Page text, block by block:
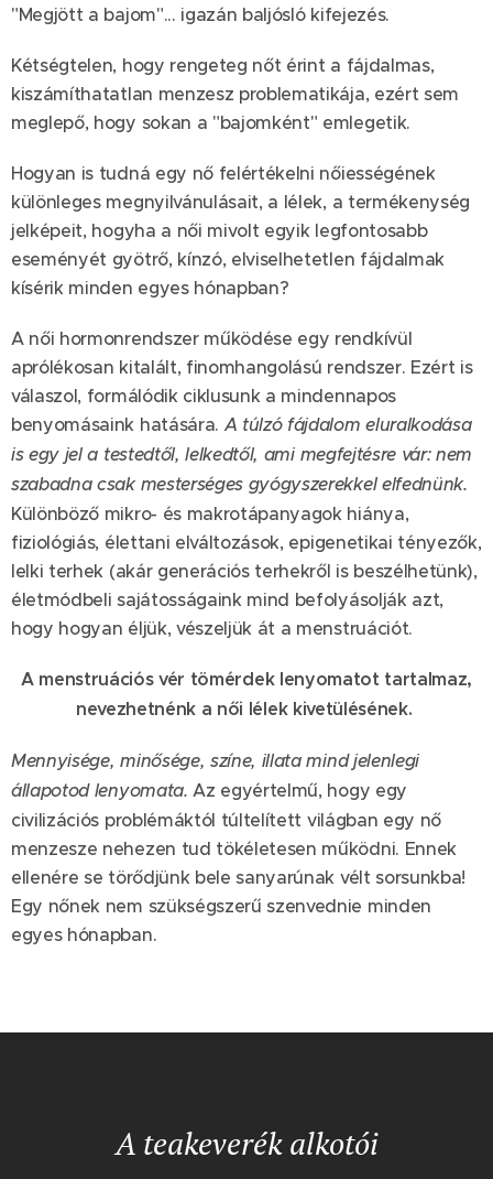
"Megjött a bajom"... igazán baljósló kifejezés.
Kétségtelen, hogy rengeteg nőt érint a fájdalmas,
kiszámíthatatlan menzesz problematikája, ezért sem
meglepő, hogy sokan a "bajomként" emlegetik.
Hogyan is tudná egy nő felértékelni nőiességének
különleges megnyilvánulásait, a lélek, a termékenység
jelképeit, hogyha a női mivolt egyik legfontosabb
eseményét gyötrő, kínzó, elviselhetetlen fájdalmak
kísérik minden egyes hónapban?
A női hormonrendszer működése egy rendkívül
aprólékosan kitalált, finomhangolású rendszer. Ezért is
válaszol, formálódik ciklusunk a mindennapos
benyomásaink hatására. A túlzó fájdalom eluralkodása
is egy jel a testedtől, lelkedtől, ami megfejtésre vár: nem
szabadna csak mesterséges gyógyszerekkel elfednünk.
Különböző mikro- és makrotápanyagok hiánya,
fiziológiás, élettani elváltozások, epigenetikai tényezők,
lelki terhek (akár generációs terhekről is beszélhetünk),
életmódbeli sajátosságaink mind befolyásolják azt,
hogy hogyan éljük, vészeljük át a menstruációt.
A menstruációs vér tömérdek lenyomatot tartalmaz,
nevezhetnénk a női lélek kivetülésének.
Mennyisége, minősége, színe, illata mind jelenlegi
állapotod lenyomata. Az egyértelmű, hogy egy
civilizációs problémáktól túltelített világban egy nő
menzesze nehezen tud tökéletesen működni. Ennek
ellenére se törődjünk bele sanyarúnak vélt sorsunkba!
Egy nőnek nem szükségszerű szenvednie minden
egyes hónapban.
A teakeverék alkotói